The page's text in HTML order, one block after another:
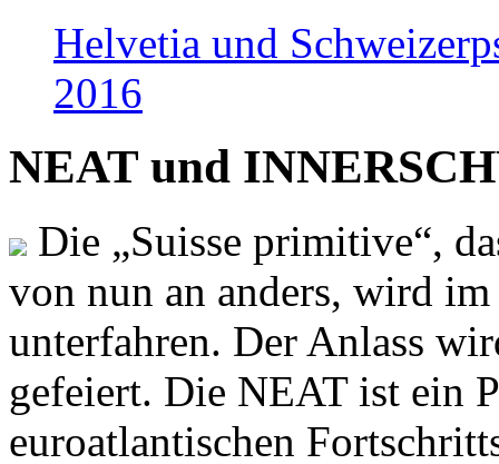
Helvetia und
2016
NEAT und
Die „Suisse primitive“,
von nun an anders, wird
unterfahren. Der Anlass
gefeiert. Die NEAT ist ein
euroatlantischen